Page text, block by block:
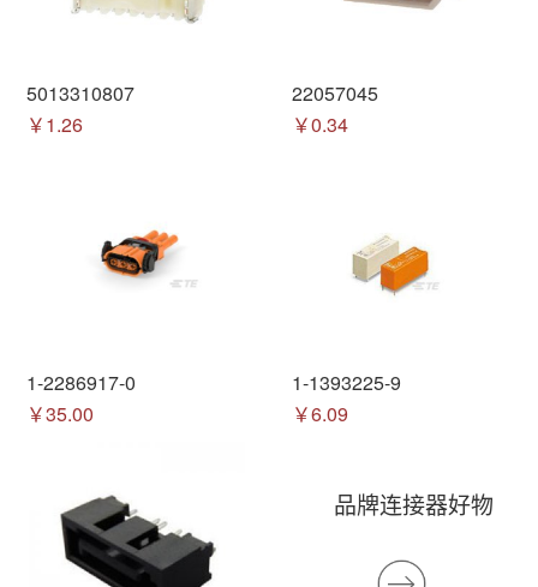
5013310807
￥1.26
22057045
￥0.34
1-2286917-0
￥35.00
1-1393225-9
￥6.09
品牌连接器好物